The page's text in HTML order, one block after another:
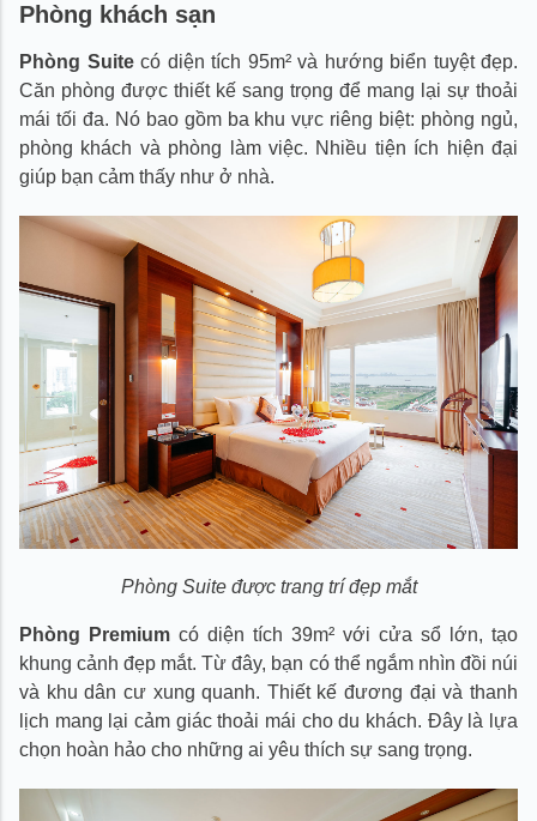
Phòng khách sạn
Phòng Suitecó diện tích 95m² và hướng biển tuyệt đẹp.
Căn phòng được thiết kế sang trọng để mang lại sự thoải
mái tối đa. Nó bao gồm ba khu vực riêng biệt: phòng ngủ,
phòng khách và phòng làm việc. Nhiều tiện ích hiện đại
giúp bạn cảm thấy như ở nhà.
Phòng Suite được trang trí đẹp mắt
Phòng Premium có diện tích 39m² với cửa sổ lớn, tạo
khung cảnh đẹp mắt. Từ đây, bạn có thể ngắm nhìn đồi núi
và khu dân cư xung quanh. Thiết kế đương đại và thanh
lịch mang lại cảm giác thoải mái cho du khách. Đây là lựa
chọn hoàn hảo cho những ai yêu thích sự sang trọng.